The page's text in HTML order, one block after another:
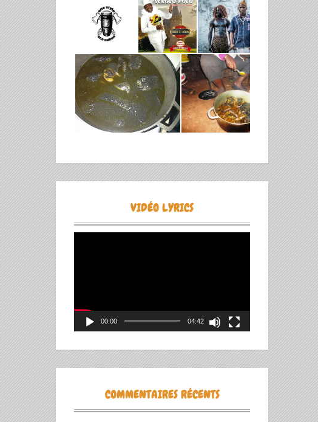
VIDÉO LYRICS
00:00 04:42
COMMENTAIRES RÉCENTS